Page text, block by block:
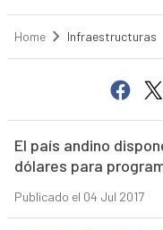
Home Infraestructuras
El país andino
dólares para
Publicado el 04 Jul 2017